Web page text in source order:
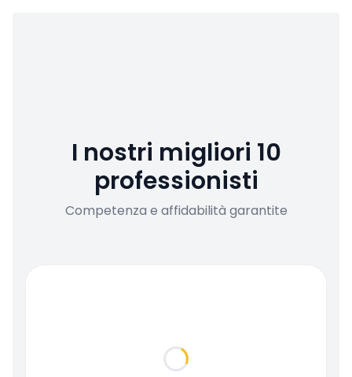
I nostri migliori 10
professionisti
Competenza e affidabilità garantite
Loading...